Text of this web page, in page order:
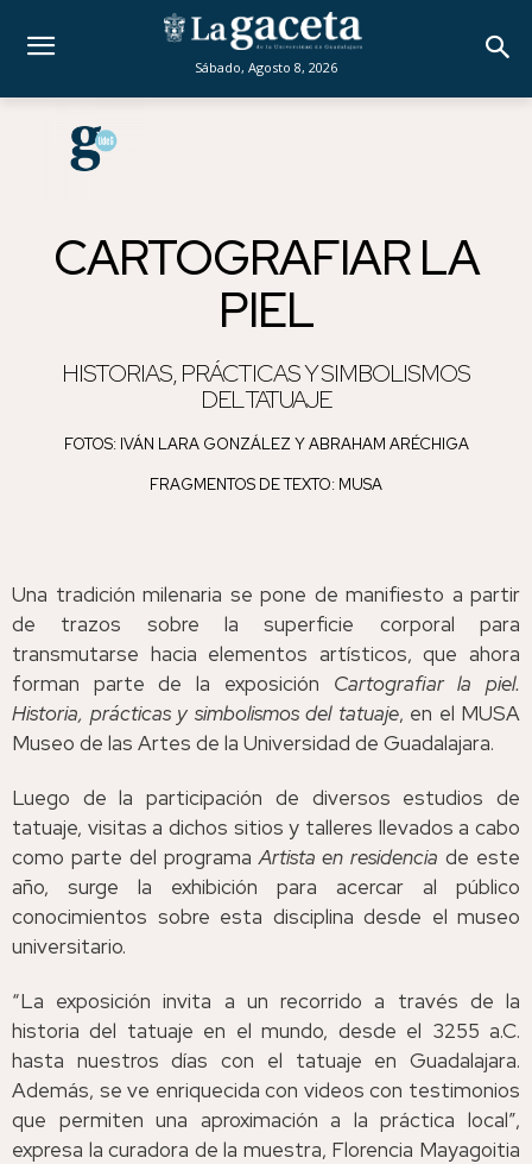
Sábado, Agosto 8, 2026
CARTOGRAFIAR LA
PIEL
HISTORIAS, PRÁCTICAS Y SIMBOLISMOS
DEL TATUAJE
FOTOS: IVÁN LARA GONZÁLEZ Y ABRAHAM ARÉCHIGA
FRAGMENTOS DE TEXTO: MUSA
Una tradición milenaria se pone de manifiesto a partir
de trazos sobre la superficie corporal para
transmutarse hacia elementos artísticos, que ahora
forman parte de la exposición Cartografiar la piel.
Historia, prácticas y simbolismos del tatuaje, en el MUSA
Museo de las Artes de la Universidad de Guadalajara.
Luego de la participación de diversos estudios de
tatuaje, visitas a dichos sitios y talleres llevados a cabo
como parte del programaArtista en residencia de este
año, surge la exhibición para acercar al público
conocimientos sobre esta disciplina desde el museo
universitario.
“La exposición invita a un recorrido a través de la
historia del tatuaje en el mundo, desde el 3255 a.C.
hasta nuestros días con el tatuaje en Guadalajara.
Además, se ve enriquecida con videos con testimonios
que permiten una aproximación a la práctica local”,
expresa la curadora de la muestra, Florencia Mayagoitia